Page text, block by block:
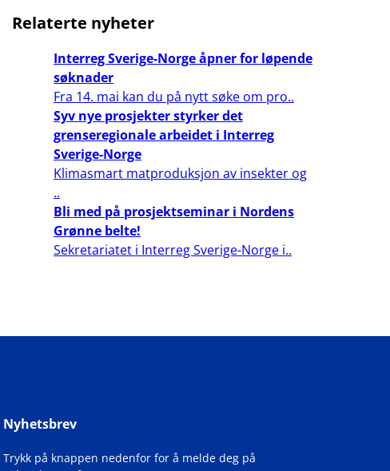
Relaterte nyheter
Interreg Sverige-Norge åpner for løpende
søknader
Fra 14. mai kan du på nytt søke om pro..
Syv nye prosjekter styrker det
grenseregionale arbeidet i Interreg
Sverige-Norge
Klimasmart matproduksjon av insekter og
..
Bli med på prosjektseminar i Nordens
Grønne belte!
Sekretariatet i Interreg Sverige-Norge i..
Nyhetsbrev
Trykk på knappen nedenfor for å melde deg på